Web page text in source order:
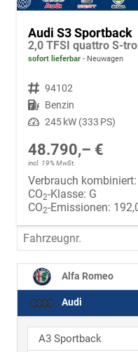
Audi S3 Sportback
2,0 TFSI quattro S-
sofort lieferbar Neuwagen
Fahrzeugnr. 94102
Kraftstoff Benzin
Leistung 245 kW (333 PS)
48.790,– €
incl. 19% MwSt.
Verbrauch kombiniert:
CO2-Klasse: G
CO2-Emissionen:
Fahrzeugnr.
Alfa Romeo
Audi
A3 Sportback